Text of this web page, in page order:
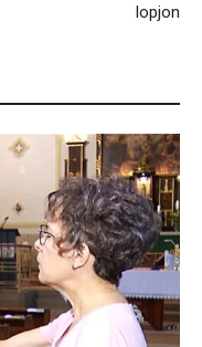
lopjon